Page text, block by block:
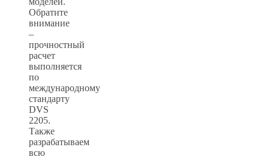
Обратите
внимание
–
прочностный
расчет
выполняется
по
международному
стандарту
DVS
2205.
Также
разрабатываем
всю